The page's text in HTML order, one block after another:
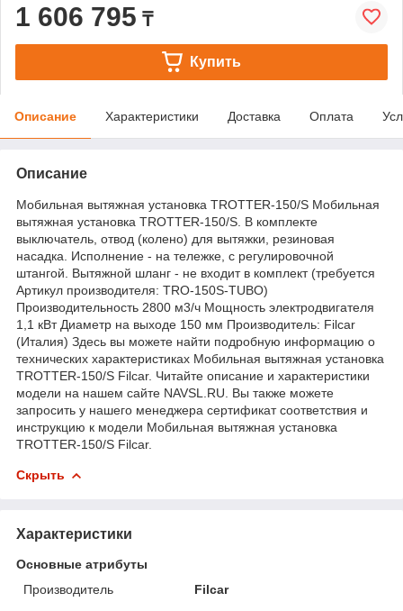
1 606 795 ₸
Купить
Описание Характеристики Доставка Оплата
Описание
Мобильная вытяжная установка TROTTER-150/S Мобильная
вытяжная установка TROTTER-150/S. В комплекте
выключатель, отвод (колено) для вытяжки, резиновая
насадка. Исполнение - на тележке, с регулировочной
штангой. Вытяжной шланг - не входит в комплект (требуется
Артикул производителя: TRO-150S-TUBO)
Производительность 2800 м3/ч Мощность электродвигателя
1,1 кВт Диаметр на выходе 150 мм Производитель: Filcar
(Италия) Здесь вы можете найти подробную информацию о
технических характеристиках Мобильная вытяжная установка
TROTTER-150/S Filcar. Читайте описание и характеристики
модели на нашем сайте NAVSL.RU. Вы также можете
запросить у нашего менеджера сертификат соответствия и
инструкцию к модели Мобильная вытяжная установка
TROTTER-150/S Filcar.
Скрыть
Характеристики
Основные атрибуты
Производитель
Filcar